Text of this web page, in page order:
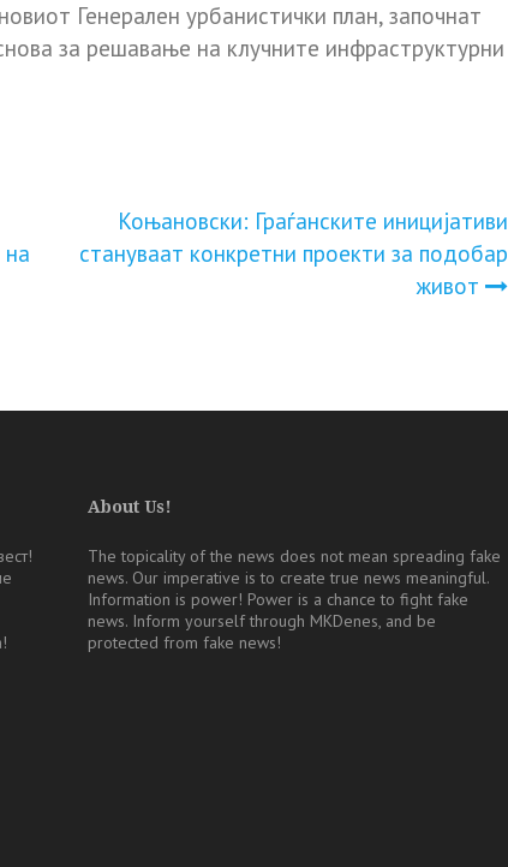
Генерален урбанистички план, започнат
за решавање на клучните инфраструктурни
Коњановски: Граѓанските иницијативи
стануваат конкретни проекти за подобар
живот
About Us!
The topicality of the news does not mean spreading fake
news. Our imperative is to create true news meaningful.
Information is power! Power is a chance to fight fake
news. Inform yourself through MKDenes, and be
protected from fake news!